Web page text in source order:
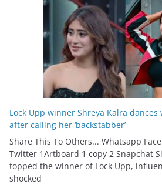
Lock Upp winner Shreya Kalra dances
after calling her ‘backstabber’
Share This To Others... Whatsapp
Twitter 1Artboard 1 copy 2 Snapchat
topped the winner of Lock Upp,
shocked